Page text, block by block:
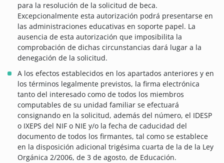
para la resolución de la solicitud de beca.
Excepcionalmente esta autorización podrá presentarse en
las administraciones educativas en soporte papel. La
ausencia de esta autorización que imposibilita la
comprobación de dichas circunstancias dará lugar a la
denegación de la solicitud.
A los efectos establecidos en los apartados anteriores y en
los términos legalmente previstos, la firma electrónica
tanto del interesado como de todos los miembros
computables de su unidad familiar se efectuará
consignando en la solicitud, además del número, el IDESP
o IXEPS del NIF o NIE y/o la fecha de caducidad del
documento de todos los firmantes, tal como se establece
en la disposición adicional trigésima cuarta de la de la Ley
Orgánica 2/2006, de 3 de agosto, de Educación.